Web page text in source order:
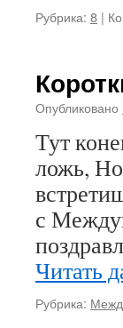
Рубрика: 8 |
Опубликовано
Тут
ложь,
с
Читать
Рубрика: